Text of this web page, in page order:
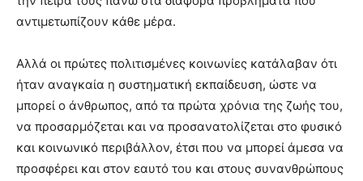
αντιμετωπίζουν κάθε μέρα.
Αλλά οι πρώτες πολιτισμένες κοινωνίες κατάλαβαν ότι
ήταν αναγκαία η συστηματική εκπαίδευση, ώστε να
μπορεί ο άνθρωπος, από τα πρώτα χρόνια της ζωής του,
να προσαρμόζεται και να προσανατολίζεται στο φυσικό
και κοινωνικό περιβάλλον, έτσι που να μπορεί άμεσα να
προσφέρει και στον εαυτό του και στους συνανθρώπους